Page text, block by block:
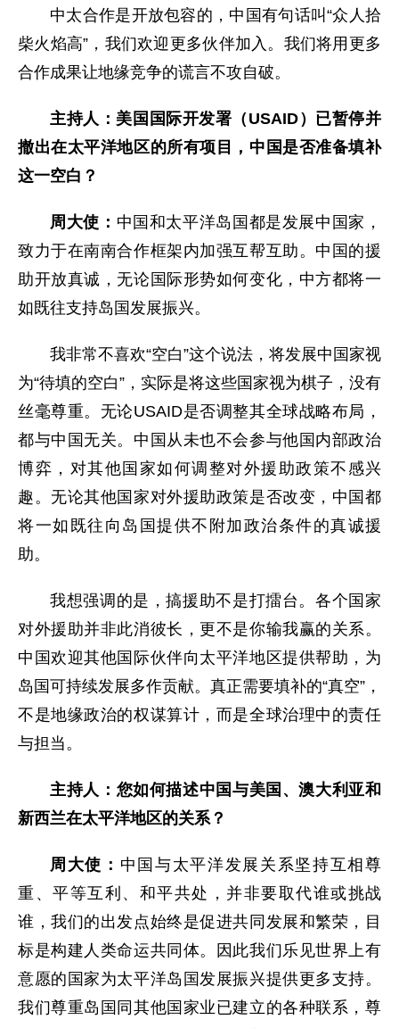
中太合作是开放包容的，中国有句话叫“众人拾
柴火焰高”，我们欢迎更多伙伴加入。我们将用更多
合作成果让地缘竞争的谎言不攻自破。
主持人：美国国际开发署（USAID）已暂停并
撤出在太平洋地区的所有项目，中国是否准备填补
这一空白？
周大使： 中国和太平洋岛国都是发展中国家，
致力于在南南合作框架内加强互帮互助。中国的援
助开放真诚，无论国际形势如何变化，中方都将一
如既往支持岛国发展振兴。
我非常不喜欢“空白”这个说法，将发展中国家视
为“待填的空白”，实际是将这些国家视为棋子，没有
丝毫尊重。无论USAID是否调整其全球战略布局，
都与中国无关。中国从未也不会参与他国内部政治
博弈，对其他国家如何调整对外援助政策不感兴
趣。无论其他国家对外援助政策是否改变，中国都
将一如既往向岛国提供不附加政治条件的真诚援
助。
我想强调的是，搞援助不是打擂台。各个国家
对外援助并非此消彼长，更不是你输我赢的关系。
中国欢迎其他国际伙伴向太平洋地区提供帮助，为
岛国可持续发展多作贡献。真正需要填补的“真空”，
不是地缘政治的权谋算计，而是全球治理中的责任
与担当。
主持人：您如何描述中国与美国、澳大利亚和
新西兰在太平洋地区的关系？
周大使： 中国与太平洋发展关系坚持互相尊
重、平等互利、和平共处，并非要取代谁或挑战
谁，我们的出发点始终是促进共同发展和繁荣，目
标是构建人类命运共同体。因此我们乐见世界上有
意愿的国家为太平洋岛国发展振兴提供更多支持。
我们尊重岛国同其他国家业已建立的各种联系，尊